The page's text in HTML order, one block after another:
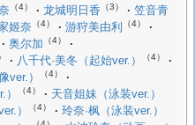
（4） 龙城明日香 （3） 笠音青
姬奈 （4） 游狩美由利 （4）
奥尔加 （4）
八千代·美冬（起始ver.） （4）
ver.） （4）
（4） 天音姐妹（泳装ver.）
） （4） 玲奈·枫（泳装ver.）